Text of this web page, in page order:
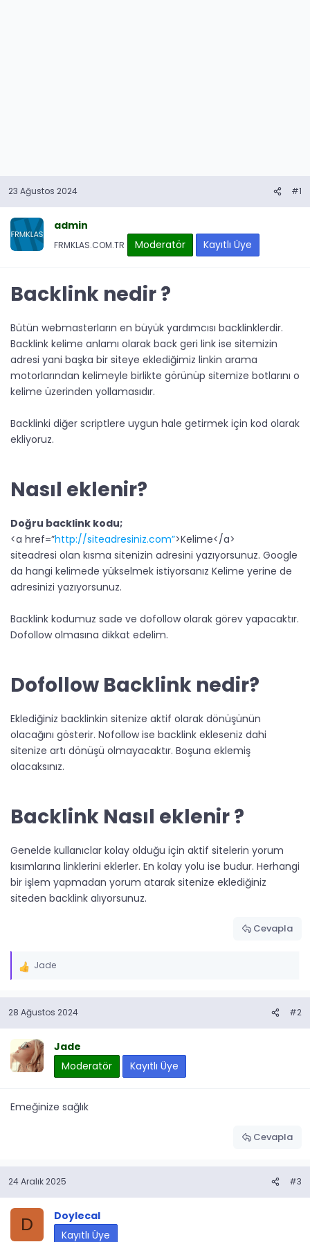
23 Ağustos 2024 #1
admin
FRMKLAS.COM.TR Moderatör Kayıtlı Üye
Backlink nedir ?​
Bütün webmasterların en büyük yardımcısı backlinklerdir.
Backlink kelime anlamı olarak back geri link ise sitemizin
adresi yani başka bir siteye eklediğimiz linkin arama
motorlarından kelimeyle birlikte görünüp sitemize botlarını o
kelime üzerinden yollamasıdır.
Backlinki diğer scriptlere uygun hale getirmek için kod olarak
ekliyoruz.
Nasıl eklenir?​
Doğru backlink kodu;
<a href=”http://siteadresiniz.com”>Kelime</a>
siteadresi olan kısma sitenizin adresini yazıyorsunuz. Google
da hangi kelimede yükselmek istiyorsanız Kelime yerine de
adresinizi yazıyorsunuz.
Backlink kodumuz sade ve dofollow olarak görev yapacaktır.
Dofollow olmasına dikkat edelim.
Dofollow Backlink nedir?​
Eklediğiniz backlinkin sitenize aktif olarak dönüşünün
olacağını gösterir. Nofollow ise backlink ekleseniz dahi
sitenize artı dönüşü olmayacaktır. Boşuna eklemiş
olacaksınız.
Backlink Nasıl eklenir ?​
Genelde kullanıclar kolay olduğu için aktif sitelerin yorum
kısımlarına linklerini eklerler. En kolay yolu ise budur. Herhangi
bir işlem yapmadan yorum atarak sitenize eklediğiniz
siteden backlink alıyorsunuz.
Cevapla
İ
d
e
l
e
r
Jade
28 Ağustos 2024 #2
Jade
Moderatör
Kayıtlı Üye
Emeğinize sağlık
Cevapla
24 Aralık 2025 #3
D
Doylecal
Kayıtlı Üye